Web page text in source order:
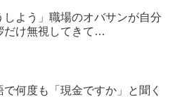
しよう」職場のオバサンが自分
だけ無視してきて…
で何度も「現金ですか」と聞く